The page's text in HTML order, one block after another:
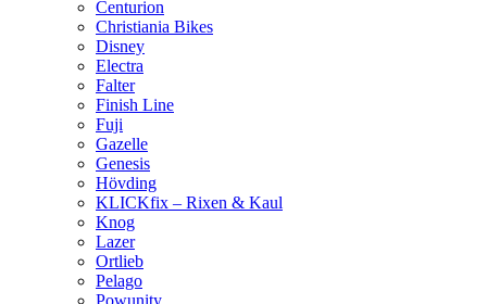
Centurion
Christiania Bikes
Disney
Electra
Falter
Finish Line
Fuji
Gazelle
Genesis
Hövding
KLICKfix – Rixen & Kaul
Knog
Lazer
Ortlieb
Pelago
Powunity